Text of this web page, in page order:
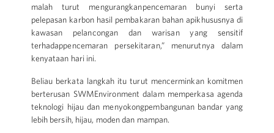
malah turut mengurangkanpencemaran bunyi serta
pelepasan karbon hasil pembakaran bahan apikhususnya di
kawasan pelancongan dan warisan yang sensitif
terhadappencemaran persekitaran,” menurutnya dalam
kenyataan hari ini.
Beliau berkata langkah itu turut mencerminkan komitmen
berterusan SWMEnvironment dalam memperkasa agenda
teknologi hijau dan menyokongpembangunan bandar yang
lebih bersih, hijau, moden dan mampan.